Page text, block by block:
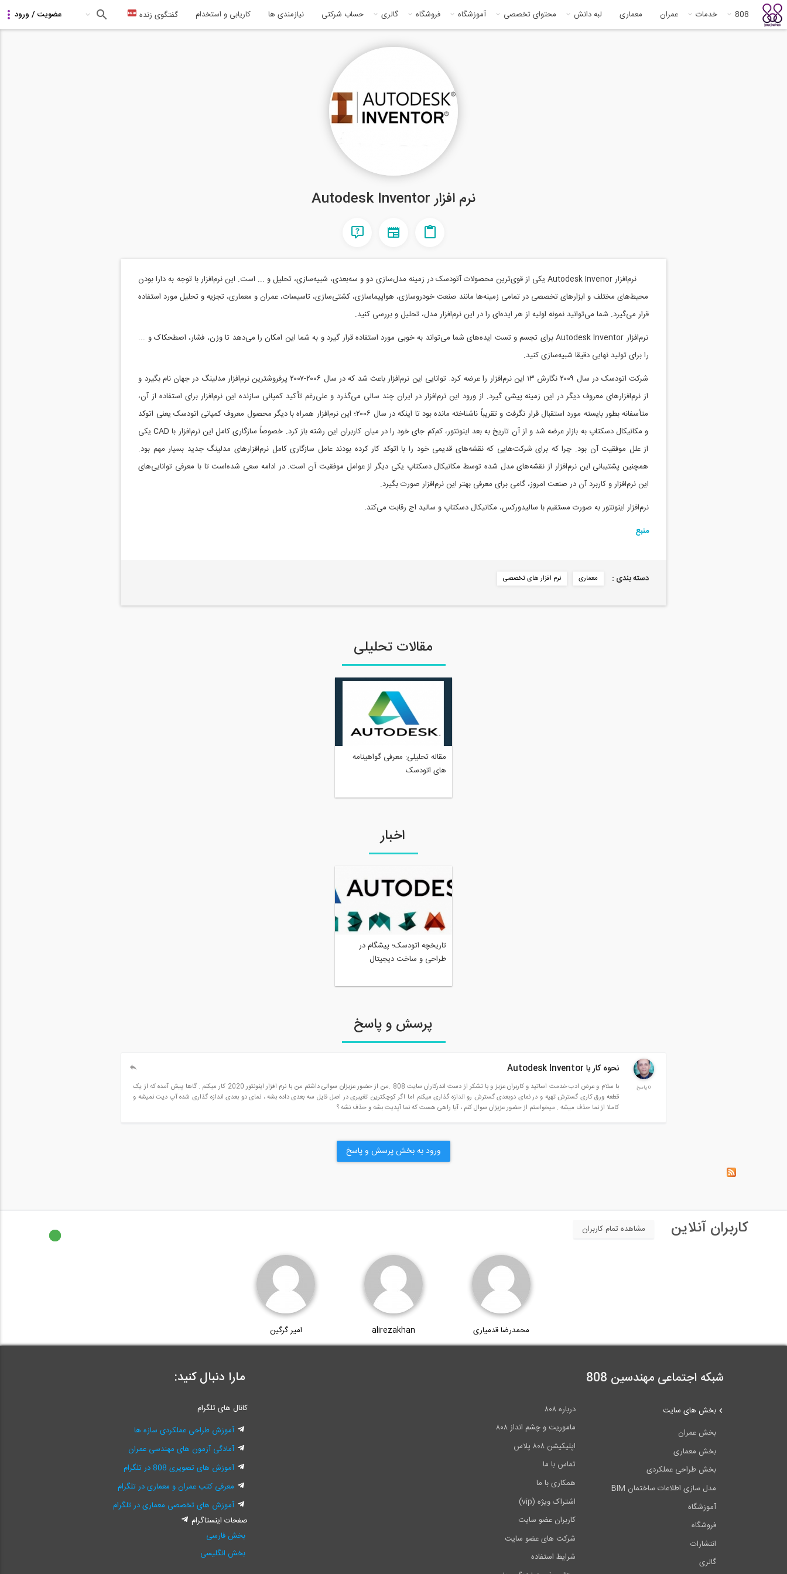
808 خدمات عمران معماری لبه دانش محتوای تخصصی آموزشگاه فروشگاه گالری حساب شرکتی نیازمندی ها کاریابی و استخدام گفتگوی زنده
نرم افزار Autodesk Inventor
نرم‌افزار Autodesk Invenor یکی از قوی‌ترین محصولات آتودسک در زمینه مدل‌سازی دو و سه‌بعدی، شبیه‌سازی، تحلیل و ... است. این نرم‌افزار با توجه به دارا بودن
محیط‌های مختلف و ابزارهای تخصصی در تمامی زمینه‌ها مانند صنعت خودروسازی، هواپیماسازی، کشتی‌سازی، تاسیسات، عمران و معماری، تجزیه و تحلیل مورد استفاده
قرار می‌گیرد. شما می‌توانید نمونه اولیه از هر ایده‌ای را در این نرم‌افزار مدل، تحلیل و بررسی کنید.
نرم‌افزار Autodesk Inventor برای تجسم و تست ایده‌های شما می‌تواند به خوبی مورد استفاده قرار گیرد و به شما این امکان را می‌دهد تا وزن، فشار، اصطحکاک و ...
را برای تولید نهایی دقیقا شبیه‌سازی کنید.
شرکت اتودسک در سال ۲۰۰۹ نگارش ۱۳ این نرم‌افزار را عرضه کرد. توانایی این نرم‌افزار باعث شد که در سال ۲۰۰۶-۲۰۰۷ پرفروشترین نرم‌افزار مدلینگ در جهان نام بگیرد و
از نرم‌افزارهای معروف دیگر در این زمینه پیشی گیرد. از ورود این نرم‌افزار در ایران چند سالی می‌گذرد و علی‌رغم تأکید کمپانی سازنده این نرم‌افزار برای استفاده از آن،
متأسفانه بطور بایسته مورد استقبال قرار نگرفت و تقریباً ناشناخته مانده بود تا اینکه در سال ۲۰۰۶؛ این نرم‌افزار همراه با دیگر محصول معروف کمپانی اتودسک یعنی اتوکد
و مکانیکال دسکتاپ به بازار عرضه شد و از آن تاریخ به بعد اینونتور، کم‌کم جای خود را در میان کاربران این رشته باز کرد. خصوصاً سازگاری کامل این نرم‌افزار با CAD یکی
از علل موفقیت آن بود. چرا که برای شرکت‌هایی که نقشه‌های قدیمی خود را با اتوکد کار کرده بودند عامل سازگاری کامل نرم‌افزارهای مدلینگ جدید بسیار مهم بود.
همچنین پشتیبانی این نرم‌افزار از نقشه‌های مدل شده توسط مکانیکال دسکتاپ یکی دیگر از عوامل موفقیت آن است. در ادامه سعی شده‌است تا با معرفی توانایی‌های
این نرم‌افزار و کاربرد آن در صنعت امروز، گامی برای معرفی بهتر این نرم‌افزار صورت بگیرد.
نرم‌افزار اینونتور به صورت مستقیم با سالیدورکس، مکانیکال دسکتاپ و سالید اج رقابت می‌کند.
منبع
دسته بندی : معماری نرم افزار های تخصصی
مقالات تحلیلی
مقاله تحلیلی: معرفی گواهینامه‌
های اتودسک
اخبار
تاریخچه اتودسک؛ پیشگام در
طراحی و ساخت دیجیتال
پرسش و پاسخ
0 پاسخ
نحوه کار با Autodesk Inventor
با سلام و عرض ادب خدمت اساتید و کاربران عزیز و با تشکر از دست اندرکاران سایت 808 .من از حضور عزیزان سوالی داشتم من با نرم افزار اینونتور 2020 کار میکنم . گاها پیش آمده که از یک
قطعه ورق کاری گسترش تهیه و در نمای دوبعدی گسترش رو اندازه گذاری میکنم اما اگر کوچکترین تغییری در اصل فایل سه بعدی داده بشه ، نمای دو بعدی اندازه گذاری شده آپ دیت نمیشه و
کاملا از نما حذف میشه . میخواستم از حضور عزیزان سوال کنم ، آیا راهی هست که نما آپدیت بشه و حذف نشه ؟
ورود به بخش پرسش و پاسخ
کاربران آنلاین مشاهده تمام کاربران
محمدرضا قدمیاری alirezakhan امیر گرگین
شبکه اجتماعی مهندسین 808
درباره ۸۰۸
ماموریت و چشم انداز ۸۰۸
اپلیکیشن ۸۰۸ پلاس
تماس با ما
همکاری با ما
اشتراک ویژه (vip)
کاربران عضو سایت
شرکت های عضو سایت
شرایط استفاده
بخش های سایت
بخش عمران
بخش معماری
بخش طراحی عملکردی
مدل سازی اطلاعات ساختمان BIM
آموزشگاه
فروشگاه
انتشارات
گالری
مارا دنبال کنید:
کانال های تلگرام
آموزش طراحی عملکردی سازه ها
آمادگی آزمون های مهندسی عمران
آموزش های تصویری 808 در تلگرام
معرفی کتب عمران و معماری در تلگرام
آموزش های تخصصی معماری در تلگرام
صفحات اینستاگرام
بخش فارسی
بخش انگلیسی